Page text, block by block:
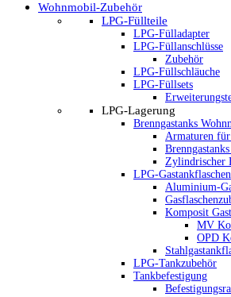
Wohnmobil-Zubehör
LPG-Füllteile
LPG-Fülladapter
LPG-Füllanschlüsse
Zubehör
LPG-Füllschläuche
LPG-Füllsets
LPG-Lagerung
Brenngastanks
Armaturen für
Zylindrischer
LPG-Gastankflaschen
Aluminium-
Komposit
MV
OPD
LPG-Tankzubehör
Tankbefestigung